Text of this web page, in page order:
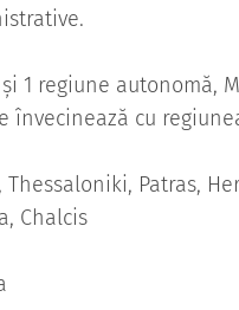
și 1 regiune autonomă,
învecinează cu
Thessaloniki, Patras,
Chalcis